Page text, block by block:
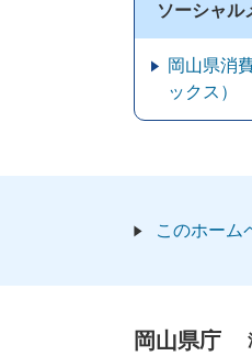
ソーシャル
岡山県消
ックス）
このホーム
岡山県庁